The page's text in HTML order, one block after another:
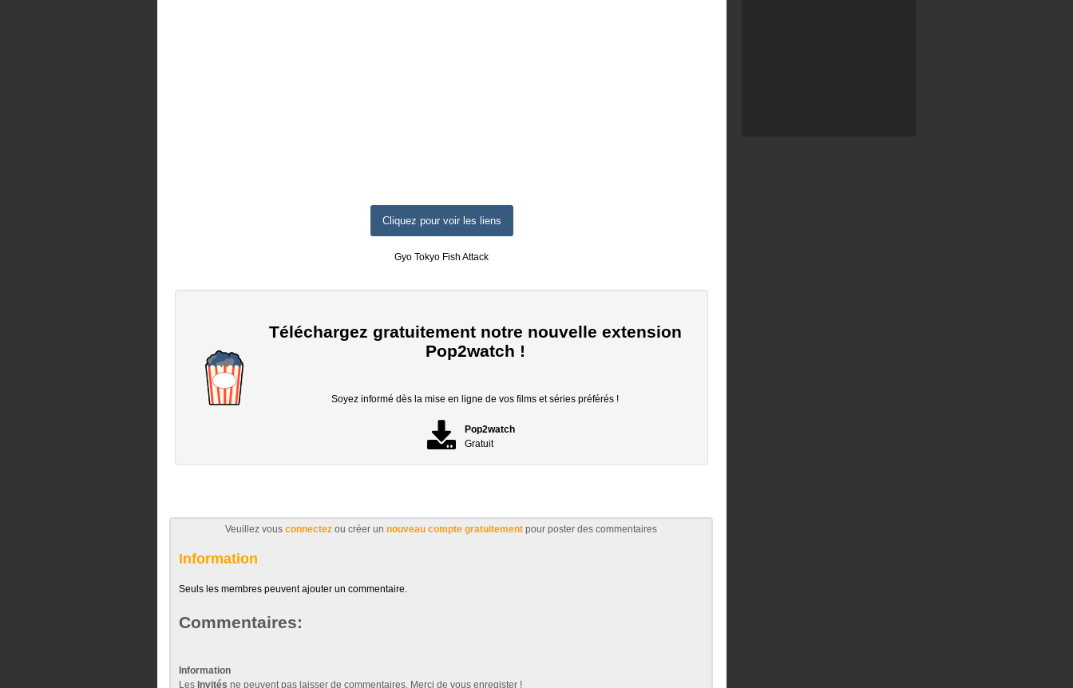
Cliquez pour voir les liens
Gyo Tokyo Fish Attack
Téléchargez gratuitement notre nouvelle extension
Pop2watch !
Soyez informé dès la mise en ligne de vos films et séries préférés !
Pop2watch
Gratuit
Veuillez vous connectez ou créer un nouveau compte gratuitement pour poster des commentaires
Information
Seuls les membres peuvent ajouter un commentaire.
Commentaires:
Information
Les Invités ne peuvent pas laisser de commentaires. Merci de vous enregister !